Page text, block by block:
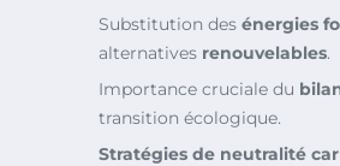
Substitution des énergies
alternatives renouvelables.
Importance cruciale du
transition écologique.
Stratégies de neutralité